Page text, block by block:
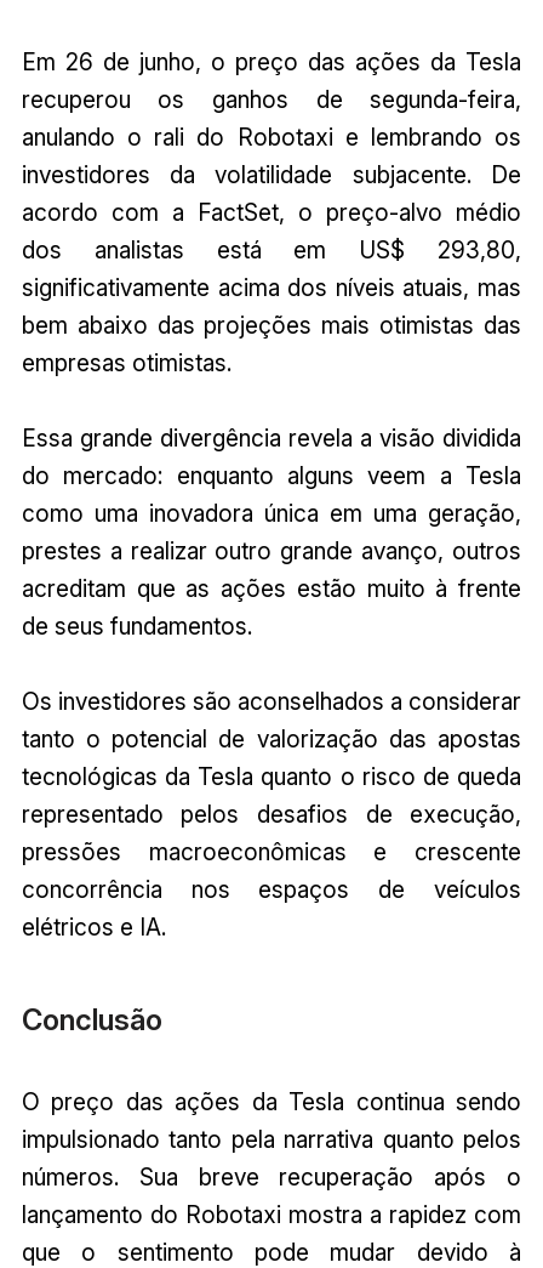
Em 26 de junho, o preço das ações da Tesla
recuperou os ganhos de segunda-feira,
anulando o rali do Robotaxi e lembrando os
investidores da volatilidade subjacente. De
acordo com a FactSet, o preço-alvo médio
dos analistas está em US$ 293,80,
significativamente acima dos níveis atuais, mas
bem abaixo das projeções mais otimistas das
empresas otimistas.
Essa grande divergência revela a visão dividida
do mercado: enquanto alguns veem a Tesla
como uma inovadora única em uma geração,
prestes a realizar outro grande avanço, outros
acreditam que as ações estão muito à frente
de seus fundamentos.
Os investidores são aconselhados a considerar
tanto o potencial de valorização das apostas
tecnológicas da Tesla quanto o risco de queda
representado pelos desafios de execução,
pressões macroeconômicas e crescente
concorrência nos espaços de veículos
elétricos e IA.
Conclusão
O preço das ações da Tesla continua sendo
impulsionado tanto pela narrativa quanto pelos
números. Sua breve recuperação após o
lançamento do Robotaxi mostra a rapidez com
que o sentimento pode mudar devido à